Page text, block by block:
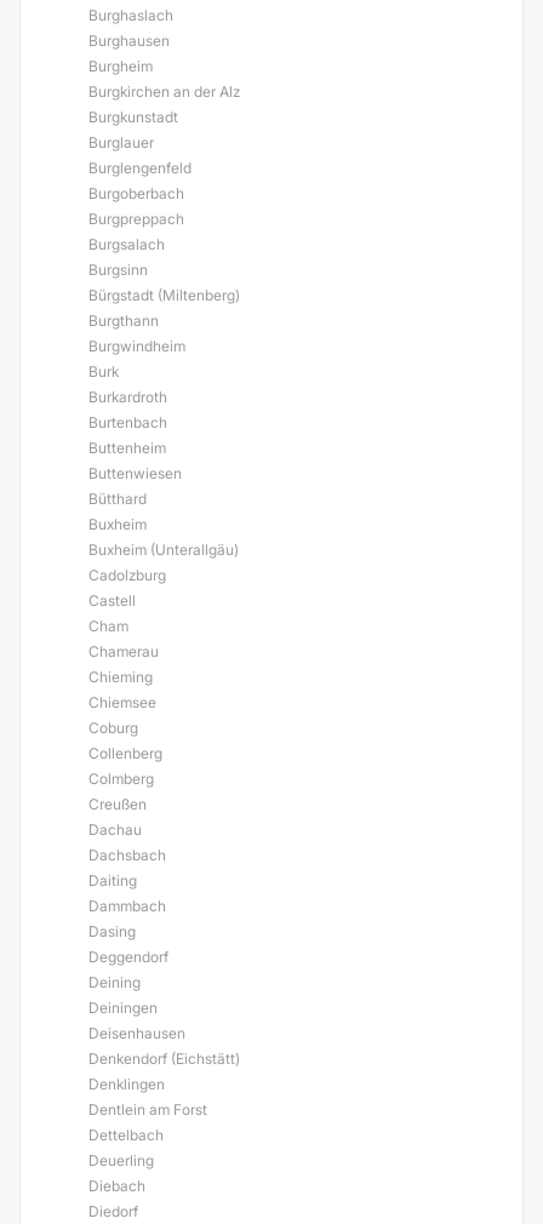
Burghaslach
Burghausen
Burgheim
Burgkirchen an der Alz
Burgkunstadt
Burglauer
Burglengenfeld
Burgoberbach
Burgpreppach
Burgsalach
Burgsinn
Bürgstadt (Miltenberg)
Burgthann
Burgwindheim
Burk
Burkardroth
Burtenbach
Buttenheim
Buttenwiesen
Bütthard
Buxheim
Buxheim (Unterallgäu)
Cadolzburg
Castell
Cham
Chamerau
Chieming
Chiemsee
Coburg
Collenberg
Colmberg
Creußen
Dachau
Dachsbach
Daiting
Dammbach
Dasing
Deggendorf
Deining
Deiningen
Deisenhausen
Denkendorf (Eichstätt)
Denklingen
Dentlein am Forst
Dettelbach
Deuerling
Diebach
Diedorf